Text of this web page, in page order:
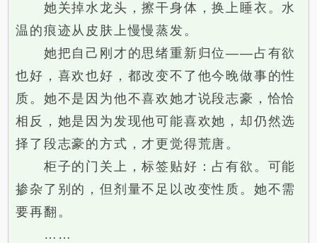
她关掉水龙头，擦干身体，换上睡衣。水
温的痕迹从皮肤上慢慢蒸发。
她把自己刚才的思绪重新归位——占有欲
也好，喜欢也好，都改变不了他今晚做事的性
质。她不是因为他不喜欢她才说段志豪，恰恰
相反，她是因为发现他可能喜欢她，却仍然选
择了段志豪的方式，才更觉得荒唐。
柜子的门关上，标签贴好：占有欲。可能
掺杂了别的，但剂量不足以改变性质。她不需
要再翻。
……